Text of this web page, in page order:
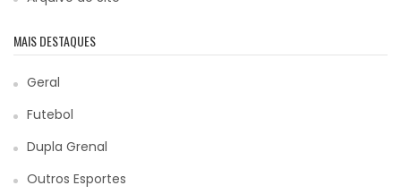
MAIS DESTAQUES
Geral
Futebol
Dupla Grenal
Outros Esportes